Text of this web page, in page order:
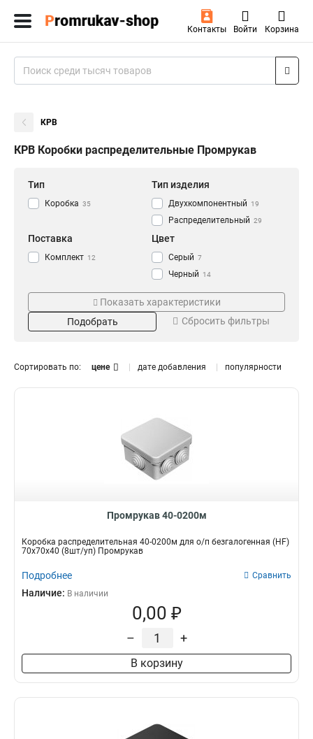
Контакты Войти Корзина
КРВ
КРВ Коробки распределительные Промрукав
Тип
Коробка 35
Тип изделия
Двухкомпонентный 19
Распределительный 29
Поставка
Комплект 12
Цвет
Серый 7
Черный 14
Размер
100х100х50 13
100х100х40 4
Сечение
1,5мм2 4
2,5мм2
Показать характеристики
Подобрать
Сбросить фильтры
Сортировать по: цене дате добавления популярности
Промрукав 40-0200м
Коробка распределительная 40-0200м для о/п безгалогенная (HF)
70х70х40 (8шт/уп) Промрукав
Подробнее Сравнить
Наличие: В наличии
0,00 ₽
– +
В корзину